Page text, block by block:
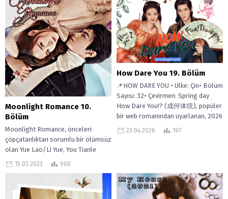
Moonlight Romance 10.
Bölüm
Moonlight Romance, önceleri
çöpçatanlıktan sorumlu bir ölümsüz
olan Yue Lao/Li Yue, You Tianle
adıyla insan dünyasına iner. Hayatını
15.03.2023 900
How Dare You 19. Bölüm
📌HOW DARE YOU • Ülke: Çin• Bölüm
Sayısı: 32• Çevirmen: Spring day
How Dare You!? (成何体统), popüler
bir web romanından uyarlanan, 2026
yapımı...
23.04.2026 197